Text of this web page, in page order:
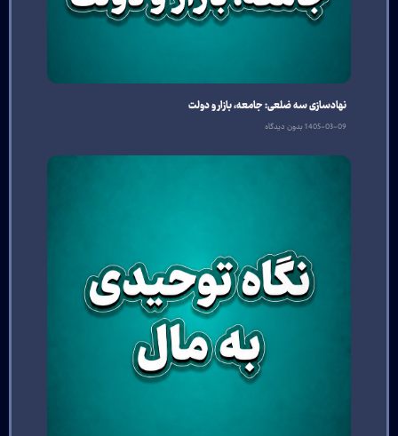
نهادسازی سه‌ ضلعی: جامعه، بازار و دولت
1405-03-09بدون دیدگاه